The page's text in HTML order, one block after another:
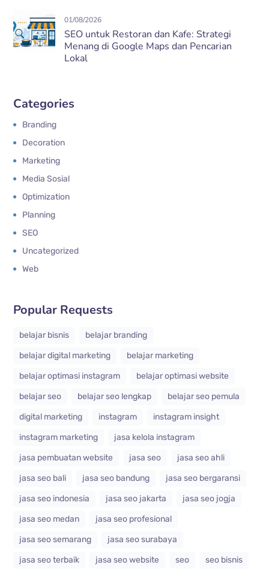
01/08/2026
SEO untuk Restoran dan Kafe: Strategi
Menang di Google Maps dan Pencarian
Lokal
Categories
Branding
Decoration
Marketing
Media Sosial
Optimization
Planning
SEO
Uncategorized
Web
Popular Requests
belajar bisnis
belajar branding
belajar digital marketing
belajar marketing
belajar optimasi instagram
belajar optimasi website
belajar seo
belajar seo lengkap
belajar seo pemula
digital marketing
instagram
instagram insight
instagram marketing
jasa kelola instagram
jasa pembuatan website
jasa seo
jasa seo ahli
jasa seo bali
jasa seo bandung
jasa seo bergaransi
jasa seo indonesia
jasa seo jakarta
jasa seo jogja
jasa seo medan
jasa seo profesional
jasa seo semarang
jasa seo surabaya
jasa seo terbaik
jasa seo website seo
seo bisnis